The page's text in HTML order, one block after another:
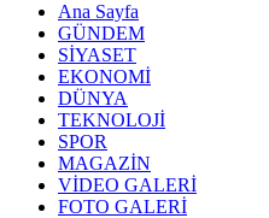
Ana Sayfa
GÜNDEM
SİYASET
EKONOMİ
DÜNYA
TEKNOLOJİ
SPOR
MAGAZİN
VİDEO GALERİ
FOTO GALERİ